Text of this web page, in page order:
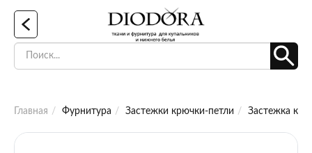
Главная Фурнитура Застежки крючки-петли Застежка